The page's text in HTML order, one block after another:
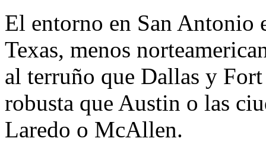
El entorno en San Antonio
Texas, menos
al terruño que Dallas y
robusta que Austin o las
Laredo o McAllen.